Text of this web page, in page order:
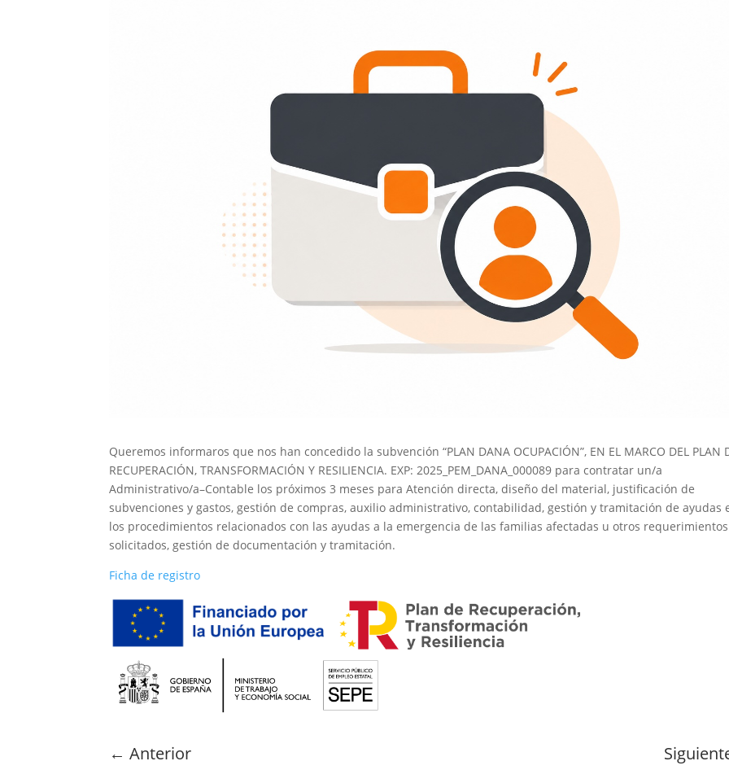
Queremos informaros que nos han concedido la subvención “PLAN DANA OCUPACIÓN”, EN EL MARCO DEL PLAN
RECUPERACIÓN, TRANSFORMACIÓN Y RESILIENCIA. EXP: 2025_PEM_DANA_000089 para contratar un/a
Administrativo/a–Contable los próximos 3 meses para Atención directa, diseño del material, justificación de
subvenciones y gastos, gestión de compras, auxilio administrativo, contabilidad, gestión y tramitación de ayudas
los procedimientos relacionados con las ayudas a la emergencia de las familias afectadas u otros requerimientos
solicitados, gestión de documentación y tramitación.
Ficha de registro
←Anterior